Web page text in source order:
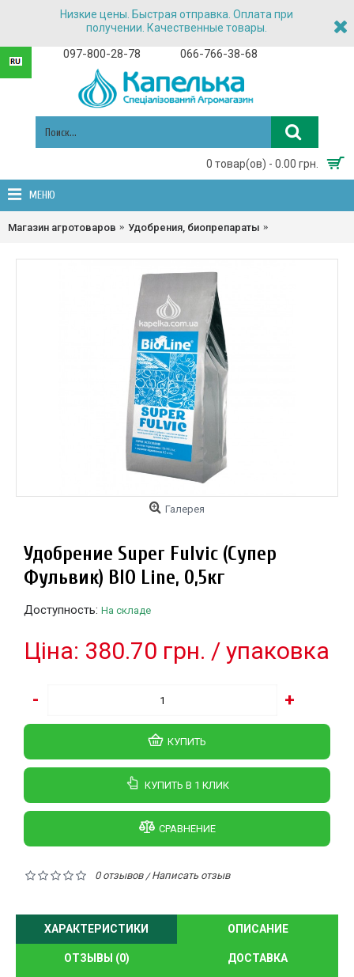
Низкие цены. Быстрая отправка. Оплата при
получении. Качественные товары.
097-800-28-78 066-766-38-68
0 товар(ов) - 0.00 грн.
МЕНЮ
Магазин агротоваров Удобрения, биопрепараты
Галерея
Удобрение Super Fulvic (Супер
Фульвик) BIO Line, 0,5кг
Доступность: На складе
Цiна: 380.70 грн. / упаковка
- +
КУПИТЬ
КУПИТЬ В 1 КЛИК
СРАВНЕНИЕ
0 отзывов/Написать отзыв
ХАРАКТЕРИСТИКИ ОПИСАНИЕ
ОТЗЫВЫ (0) ДОСТАВКА